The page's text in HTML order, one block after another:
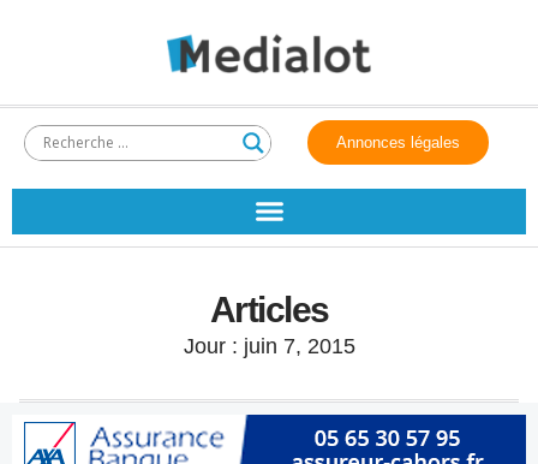
Annonces légales
Articles
Jour : juin 7, 2015